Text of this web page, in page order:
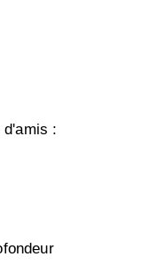
d'amis :